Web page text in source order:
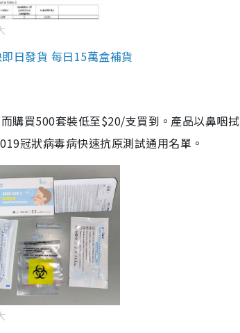
日發貨 每日15萬盒補貨
購買500套裝低至$20/支買到。產品以鼻咽
冠狀病毒病快速抗原測試通用名單。